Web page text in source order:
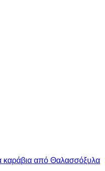
καράβια από Θαλασσόξυλα